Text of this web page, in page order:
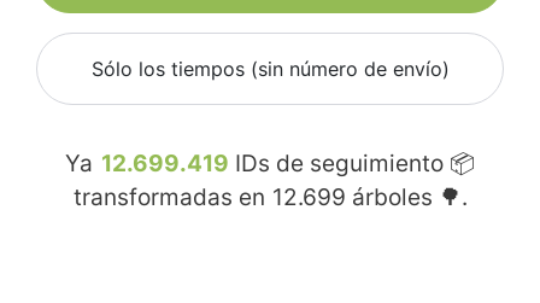
Sólo los tiempos (sin número de envío)
Ya 12.699.419 IDs de seguimiento 📦
transformadas en 12.699 árboles 🌳.